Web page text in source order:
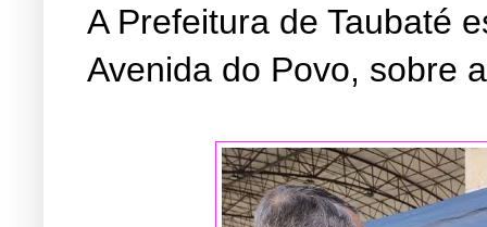
A Prefeitura de Taubaté
Avenida do Povo, sobre